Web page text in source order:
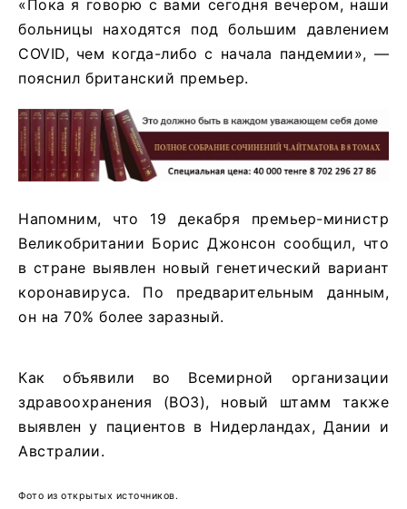
«Пока я говорю с вами сегодня вечером, наши
больницы находятся под большим давлением
COVID, чем когда-либо с начала пандемии», —
пояснил британский премьер.
Напомним, что 19 декабря премьер-министр
Великобритании Борис Джонсон сообщил, что
в стране выявлен новый генетический вариант
коронавируса. По предварительным данным,
он на 70% более заразный.
Как объявили во Всемирной организации
здравоохранения (ВОЗ), новый штамм также
выявлен у пациентов в Нидерландах, Дании и
Австралии.
Фото из открытых источников.